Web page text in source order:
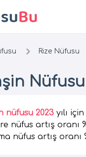
Rize Nüfusu
Nüfusu
nüfusu 2023 yılı için
nüfus artış oranı
nüfus artış oranı